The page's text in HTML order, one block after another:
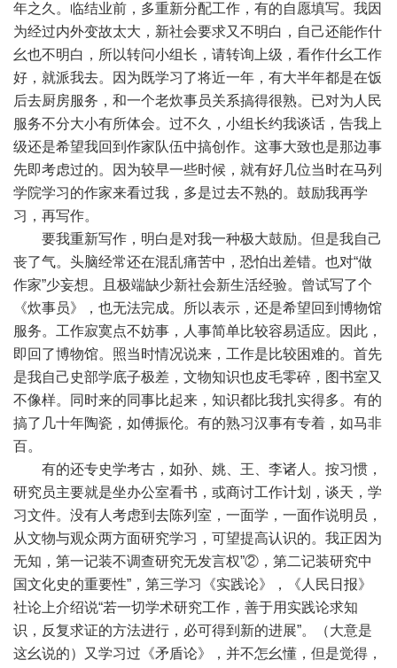
年之久。临结业前，多重新分配工作，有的自愿填写。我因
为经过内外变故太大，新社会要求又不明白，自己还能作什
幺也不明白，所以转问小组长，请转询上级，看作什幺工作
好，就派我去。因为既学习了将近一年，有大半年都是在饭
后去厨房服务，和一个老炊事员关系搞得很熟。已对为人民
服务不分大小有所体会。过不久，小组长约我谈话，告我上
级还是希望我回到作家队伍中搞创作。这事大致也是那边事
先即考虑过的。因为较早一些时候，就有好几位当时在马列
学院学习的作家来看过我，多是过去不熟的。鼓励我再学
习，再写作。
要我重新写作，明白是对我一种极大鼓励。但是我自己
丧了气。头脑经常还在混乱痛苦中，恐怕出差错。也对“做
作家”少妄想。且极端缺少新社会新生活经验。曾试写了个
《炊事员》，也无法完成。所以表示，还是希望回到博物馆
服务。工作寂寞点不妨事，人事简单比较容易适应。因此，
即回了博物馆。照当时情况说来，工作是比较困难的。首先
是我自己史部学底子极差，文物知识也皮毛零碎，图书室又
不像样。同时来的同事比起来，知识都比我扎实得多。有的
搞了几十年陶瓷，如傅振伦。有的熟习汉事有专着，如马非
百。
有的还专史学考古，如孙、姚、王、李诸人。按习惯，
研究员主要就是坐办公室看书，或商讨工作计划，谈天，学
习文件。没有人考虑到去陈列室，一面学，一面作说明员，
从文物与观众两方面研究学习，可望提高认识的。我正因为
无知，第一记装不调查研究无发言权”②，第二记装研究中
国文化史的重要性”，第三学习《实践论》，《人民日报》
社论上介绍说“若一切学术研究工作，善于用实践论求知
识，反复求证的方法进行，必可得到新的进展”。（大意是
这幺说的）又学习过《矛盾论》，并不怎幺懂，但是觉得，